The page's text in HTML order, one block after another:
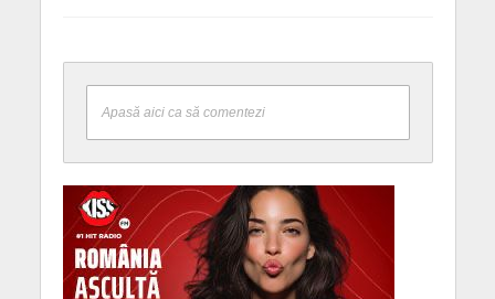
Apasă aici ca să comentezi